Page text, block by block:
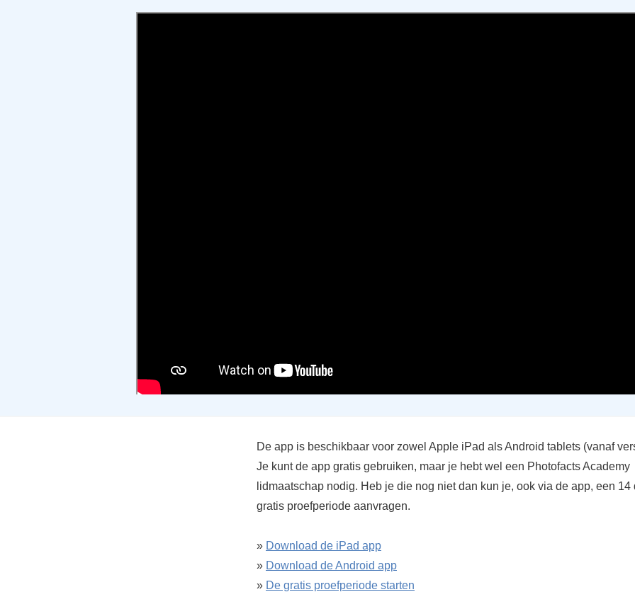
De app is beschikbaar voor zowel Apple iPad als Android tablets (vanaf
Je kunt de app gratis gebruiken, maar je hebt wel een Photofacts Academy
lidmaatschap nodig. Heb je die nog niet dan kun je, ook via de app, een 14
gratis proefperiode aanvragen.
» Download de iPad app
» Download de Android app
» De gratis proefperiode starten